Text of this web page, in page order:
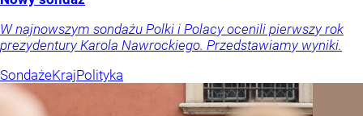
W najnowszym sondażu Polki i Polacy ocenili pierwszy rok
prezydentury Karola Nawrockiego. Przedstawiamy wyniki.
SondażeKrajPolityka